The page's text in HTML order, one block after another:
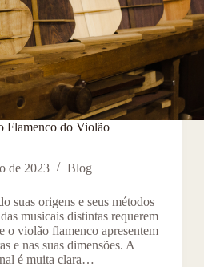
Flamenco do Violão
de 2023
Blog
suas origens e seus métodos
musicais distintas requerem
o violão flamenco apresentem
e nas suas dimensões. A
é muita clara…